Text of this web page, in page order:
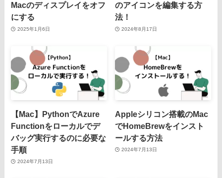
Macのディスプレイをオフ
にする
2025年1月6日
のアイコンを編集する方
法！
2024年8月17日
【Mac】PythonでAzure
Functionをローカルでデ
バッグ実行するのに必要な
手順
2024年7月13日
Appleシリコン搭載のMac
でHomeBrewをインスト
ールする方法
2024年7月13日